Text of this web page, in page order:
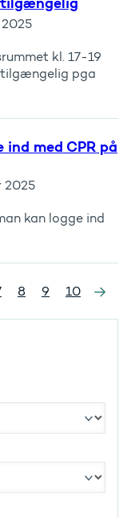
kl. 17-19
pga
med CPR på
2025
kan logge ind
8 9 10